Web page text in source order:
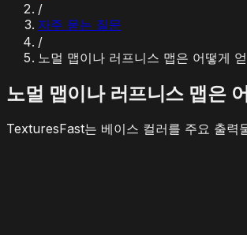
/
자주 묻는 질문
/
노멀 맵이나 러프니스 맵은 어떻게
노멀 맵이나 러프니스 맵은
TexturesFast는 베이스 컬러를 주요 출력